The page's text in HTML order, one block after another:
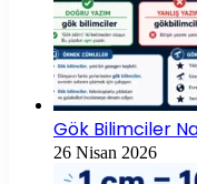
Gök Bilimciler
26 Nisan 2026